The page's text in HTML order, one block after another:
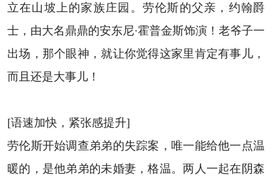
立在山坡上的家族庄园。劳伦斯的父亲，约翰爵
士，由大名鼎鼎的安东尼·霍普金斯饰演！老爷子一
出场，那个眼神，就让你觉得这家里肯定有事儿，
而且还是大事儿！
[语速加快，紧张感提升]
劳伦斯开始调查弟弟的失踪案，唯一能给他一点温
暖的，是他弟弟的未婚妻，格温。两人一起在阴森